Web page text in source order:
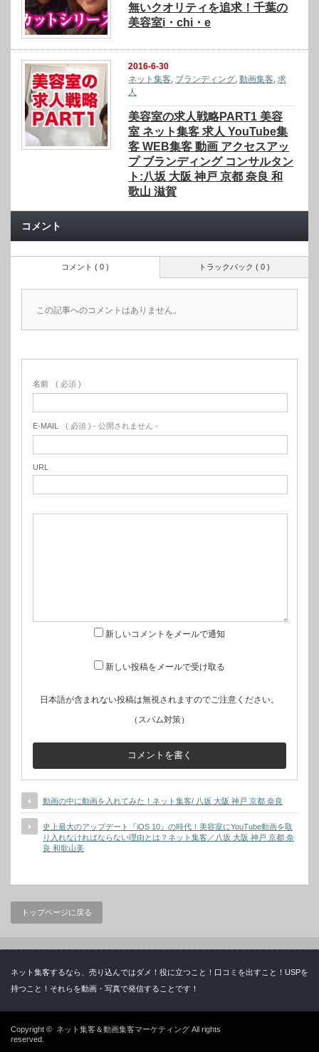
無いクオリティを追求！千葉の
美容室i・chi・e
2016-6-30
ネット集客, ブランディング,動画集客,求
人
美容室の求人戦略PART1 美容
室 ネット集客 求人 YouTube集
客 WEB集客 動画 アクセスアッ
プ ブランディング コンサルタン
ト:八坂 大阪 神戸 京都 奈良 和
歌山 滋賀
コメント
トラックバック ( 0 )
コメント ( 0 )
この記事へのコメントはありません。
名前 ( 必須 )
E-MAIL ( 必須 ) - 公開されません -
URL
新しいコメントをメールで通知
新しい投稿をメールで受け取る
日本語が含まれない投稿は無視されますのでご注意ください。
（スパム対策）
動画の中に動画を入れてみた！ネット集客/ 八坂 大阪 神戸 京都 奈良
史上最大のアップデート『iOS 10』の時代！美容室にYouTube動画を取
り入れなければならない理由とは？ネット集客／八坂 大阪 神戸 京都 奈
良 和歌山美
トップページに戻る
ネット集客するなら、売り込んではダメ！役に立つこと！口コミを出すこと！USPを
持つこと！それらを動画・写真で発信することです！
Copyright © ネット集客＆動画集客マーケティング All rights
reserved.